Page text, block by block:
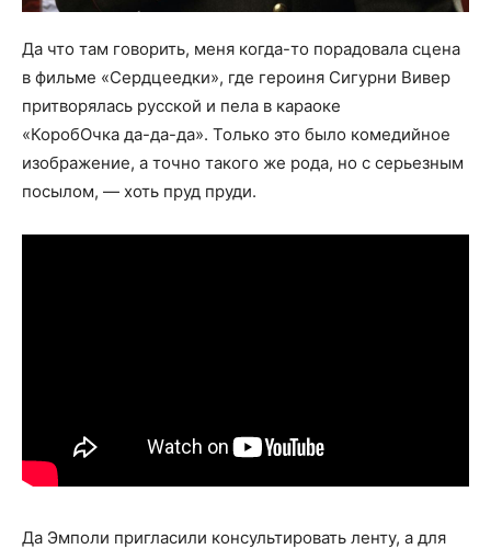
Да что там говорить, меня когда-то порадовала сцена
в фильме «Сердцеедки», где героиня Сигурни Вивер
притворялась русской и пела в караоке
«КоробОчка да-да-да». Только это было комедийное
изображение, а точно такого же рода, но с серьезным
посылом, — хоть пруд пруди.
Да Эмполи пригласили консультировать ленту, а для